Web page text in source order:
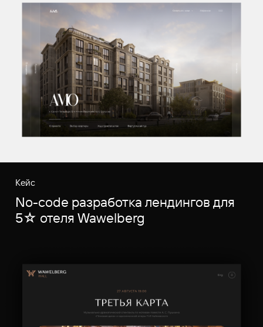
Кейс
No-code разработка лендингов для
5☆ отеля Wawelberg